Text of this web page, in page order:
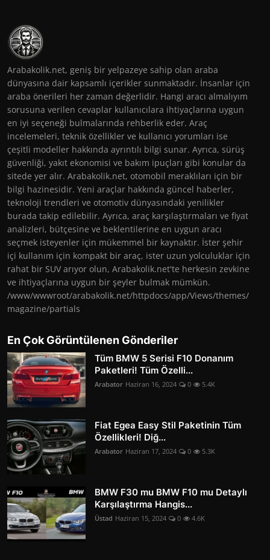
Arabakolik.net, geniş bir yelpazeye sahip olan araba
dünyasına dair kapsamlı içerikler sunmaktadır. İnsanlar için
araba önerileri her zaman değerlidir. Hangi aracı almalıyım
sorusuna verilen cevaplar kullanıcılara ihtiyaçlarına uygun
en iyi seçeneği bulmalarında rehberlik eder. Araç
incelemeleri, teknik özellikler ve kullanıcı yorumları ise
çeşitli modeller hakkında ayrıntılı bilgi sunar. Ayrıca, sürüş
güvenliği, yakıt ekonomisi ve bakım ipuçları gibi konular da
sitede yer alır. Arabakolik.net, otomobil meraklıları için bir
bilgi hazinesidir. Yeni araçlar hakkında güncel haberler,
teknoloji trendleri ve otomotiv dünyasındaki yenilikler
burada takip edilebilir. Ayrıca, araç karşılaştırmaları ve fiyat
analizleri, bütçesine ve beklentilerine en uygun aracı
seçmek isteyenler için mükemmel bir kaynaktır. İster şehir
içi kullanım için kompakt bir araç, ister uzun yolculuklar için
rahat bir SUV arıyor olun, Arabakolik.net'te herkesin zevkine
ve ihtiyaçlarına uygun bir şeyler bulmak mümkün.
/www/wwwroot/arabakolik.net/httpdocs/app/Views/themes/
magazine/partials
En Çok Görüntülenen Gönderiler
Tüm BMW 5 Serisi F10 Donanım
Paketleri! Tüm Özelli...
Arabator Haziran 16, 2024 0 5.4K
Fiat Egea Easy Stil Paketinin Tüm
Özellikleri! Diğ...
Arabator Haziran 17, 2024 0 5.3K
BMW F30 mu BMW F10 mu Detaylı
Karşılaştırma Hangis...
Üstad Haziran 15, 2024 0 4.6K